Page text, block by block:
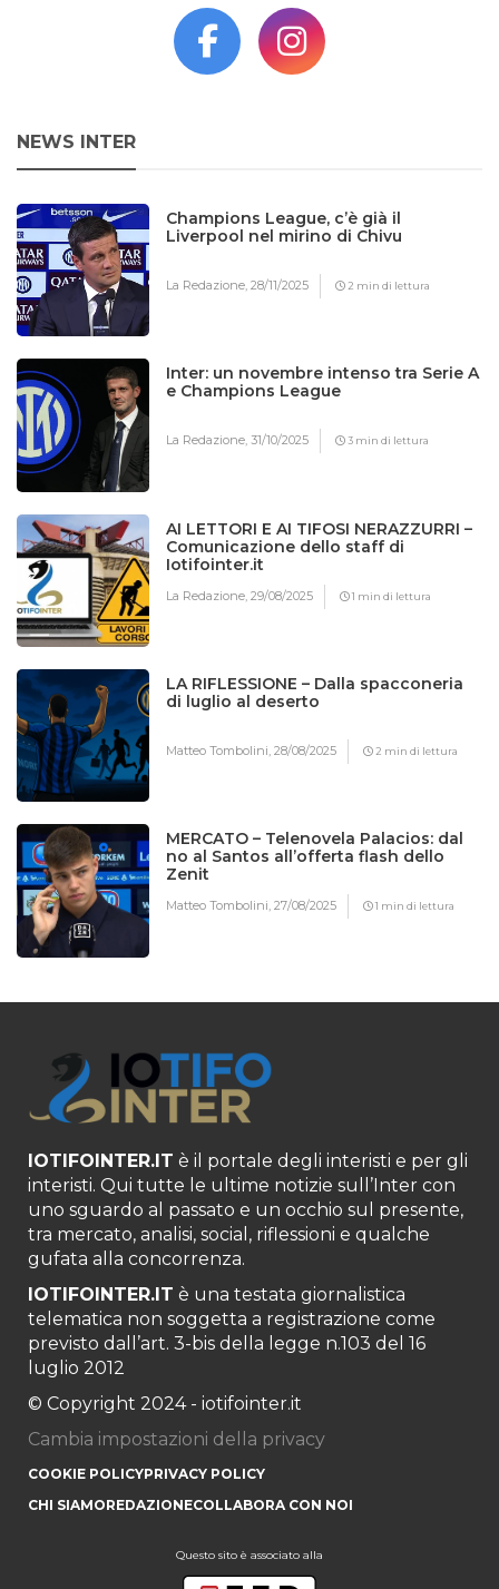
NEWS INTER
Champions League, c’è già il
Liverpool nel mirino di Chivu
La Redazione,28/11/2025 2 min di lettura
Inter: un novembre intenso tra Serie A
e Champions League
La Redazione,31/10/2025 3 min di lettura
AI LETTORI E AI TIFOSI NERAZZURRI –
Comunicazione dello staff di
Iotifointer.it
La Redazione,29/08/2025 1 min di lettura
LA RIFLESSIONE – Dalla spacconeria
di luglio al deserto
Matteo Tombolini,28/08/2025 2 min di lettura
MERCATO – Telenovela Palacios: dal
no al Santos all’offerta flash dello
Zenit
Matteo Tombolini,27/08/2025 1 min di lettura
IOTIFOINTER.IT è il portale degli interisti e per gli
interisti. Qui tutte le ultime notizie sull’Inter con
uno sguardo al passato e un occhio sul presente,
tra mercato, analisi, social, riflessioni e qualche
gufata alla concorrenza.
IOTIFOINTER.IT è una testata giornalistica
telematica non soggetta a registrazione come
previsto dall’art. 3-bis della legge n.103 del 16
luglio 2012
© Copyright 2024 - iotifointer.it
Cambia impostazioni della privacy
COOKIE POLICYPRIVACY POLICY
CHI SIAMOREDAZIONECOLLABORA CON NOI
Questo sito è associato alla